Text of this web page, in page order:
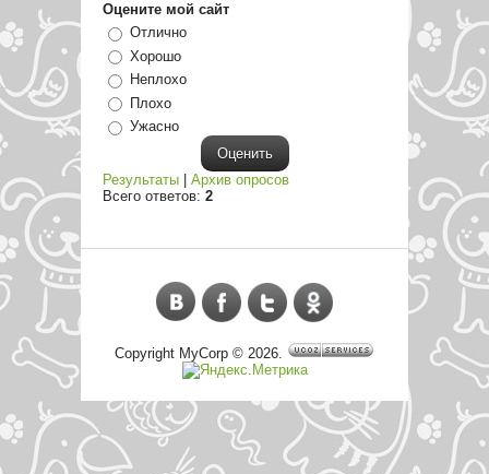
Оцените мой сайт
Отлично
Хорошо
Неплохо
Плохо
Ужасно
Результаты
Архив опросов
Всего ответов: 2
Copyright MyCorp © 2026